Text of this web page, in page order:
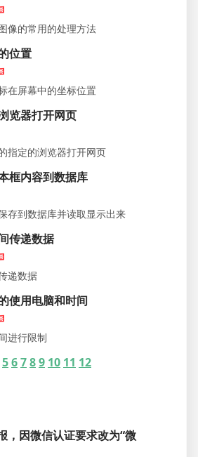
像的常用的处理方法
位置
在屏幕中的坐标位置
览器打开网页
指定的浏览器打开网页
框内容到数据库
存到数据库并读取显示出来
传递数据
递数据
使用电脑和时间
进行限制
56789 10 11 12
，因微信认证要求改为“微